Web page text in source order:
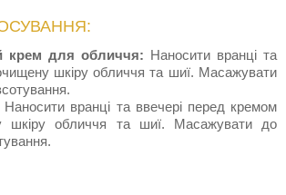
крем для обличчя: Наносити вранці та
шкіру обличчя та шиї. Масажувати
Наносити вранці та ввечері перед кремом
шкіру обличчя та шиї. Масажувати до